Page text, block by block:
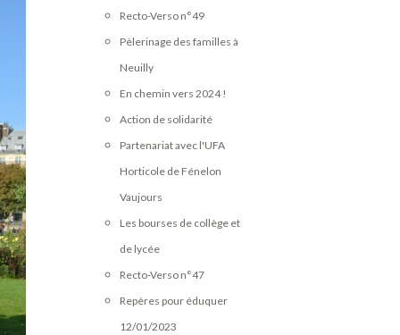
Recto-Verso n°49
Pèlerinage des familles à
Neuilly
En chemin vers 2024 !
Action de solidarité
Partenariat avec l'UFA
Horticole de Fénelon
Vaujours
Les bourses de collège et
de lycée
Recto-Verso n°47
Repères pour éduquer
12/01/2023